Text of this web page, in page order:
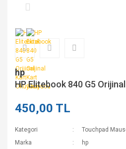
hp
HP Elitebook 840 G5
450,00 TL
Kategori
Touchpad
Marka
hp